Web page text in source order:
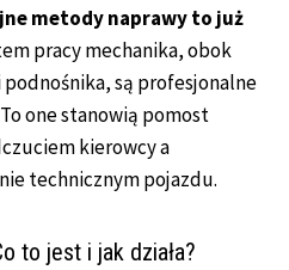
metody naprawy to już
pracy mechanika, obok
są profesjonalne
one stanowią pomost
kierowcy a
technicznym pojazdu.
to jest i jak działa?